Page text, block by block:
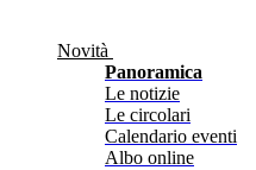
Novità
Panoramica
Le notizie
Le circolari
Calendario eventi
Albo online